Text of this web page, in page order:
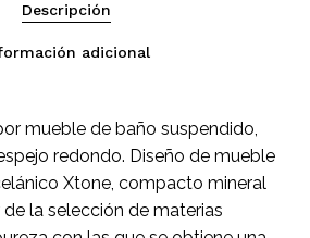
Go To Shop
Descripción
adicional
mueble de baño suspendido,
redondo. Diseño de mueble
Xtone, compacto mineral
la selección de materias